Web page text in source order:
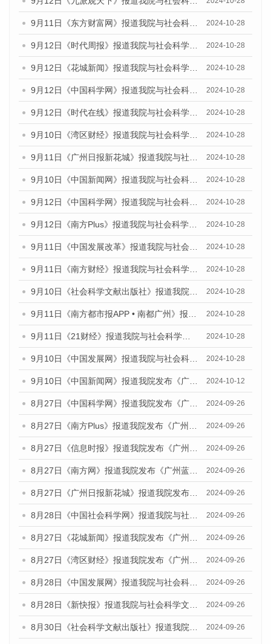
9月11日《东方财富网》报道我院与社会科学文献出版社联合发布了《广州蓝皮书：广州金融发展报告（2024）》的媒体文章 2024-10-28
9月12日《时代周报》报道我院与社会科学文献出版社联合发布了《广州蓝皮书：广州金融发展报告（2024）》的媒体文章 2024-10-28
9月12日《花城新闻》报道我院与社会科学文献出版社联合发布了《广州蓝皮书：广州金融发展报告（2024）》的媒体文章 2024-10-28
9月12日《中国科学网》报道我院与社会科学文献出版社联合发布了《广州蓝皮书：广州金融发展报告（2024）》的媒体文章 2024-10-28
9月12日《时代在线》报道我院与社会科学文献出版社联合发布了《广州蓝皮书：广州金融发展报告（2024）》的媒体文章 2024-10-28
9月10日《湾区财经》报道我院与社会科学文献出版社联合发布了《广州蓝皮书：广州金融发展报告（2024）》的媒体文章 2024-10-28
9月11日《广州日报新花城》报道我院与社会科学文献出版社联合发布了《广州蓝皮书：广州金融发展报告（2024）》的媒体文章 2024-10-28
9月10日《中国新闻网》报道我院与社会科学文献出版社联合发布了《广州蓝皮书：广州金融发展报告（2024）》的媒体文章 2024-10-28
9月12日《中国科学网》报道我院与社会科学文献出版社联合发布了《广州蓝皮书：广州金融发展报告（2024）》的媒体文章 2024-10-28
9月12日《南方Plus》报道我院与社会科学文献出版社联合发布了《广州蓝皮书：广州金融发展报告（2024）》的媒体文章 2024-10-28
9月11日《中国发展改革》报道我院与社会科学文献出版社联合发布了《广州蓝皮书：广州金融发展报告（2024）》的媒体文章 2024-10-28
9月11日《南方财经》报道我院与社会科学文献出版社联合发布了《广州蓝皮书：广州金融发展报告（2024）》的媒体文章 2024-10-28
9月10日《社会科学文献出版社》报道我院与社会科学文献出版社联合发布了《广州蓝皮书：广州金融发展报告（2024）》的媒体文章 2024-10-28
9月11日《南方都市报APP • 南都广州》报道我院与社会科学文献出版社联合发布了《广州蓝皮书：广州金融发展报告（2024）》的媒体文章 2024-10-28
9月11日《21财经》报道我院与社会科学文献出版社联合发布了《广州蓝皮书：广州金融发展报告（2024）》的媒体文章 2024-10-28
9月10日《中国发展网》报道我院与社会科学文献出版社联合发布了《广州蓝皮书：广州金融发展报告（2024）》的媒体文章 2024-10-28
9月10日《中国新闻网》报道我院发布《广州蓝皮书：广州金融发展报告(2024)》的媒体文章 2024-10-12
8月27日《中国科学网》报道我院发布《广州蓝皮书：广州创新型城市发展报告（2024）》的媒体文章 2024-09-26
8月27日《南方Plus》报道我院发布《广州蓝皮书：广州创新型城市发展报告（2024）》的媒体文章 2024-09-26
8月27日《信息时报》报道我院发布《广州蓝皮书：广州创新型城市发展报告（2024）》的媒体文章 2024-09-26
8月27日《南方网》报道我院发布《广州蓝皮书：广州创新型城市发展报告（2024）》的媒体文章 2024-09-26
8月27日《广州日报新花城》报道我院发布《广州蓝皮书：广州创新型城市发展报告（2024）》的媒体文章 2024-09-26
8月28日《中国社会科学网》报道我院与社会科学文献出版社联合发布《广州蓝皮书：广州创新型城市发展报告（2024）》的媒体文章 2024-09-26
8月27日《花城新闻》报道我院发布《广州蓝皮书：广州创新型城市发展报告（2024）》的媒体文章 2024-09-26
8月27日《湾区财经》报道我院发布《广州蓝皮书：广州创新型城市发展报告（2024）》的媒体文章 2024-09-26
8月28日《中国发展网》报道我院与社会科学文献出版社联合发布《广州蓝皮书：广州创新型城市发展报告（2024）》的媒体文章 2024-09-26
8月28日《新快报》报道我院与社会科学文献出版社联合发布《广州蓝皮书：广州创新型城市发展报告（2024）》的媒体文章 2024-09-26
8月30日《社会科学文献出版社》报道我院与社会科学文献出版社联合发布《广州蓝皮书：广州创新型城市发展报告（2024）》的媒体文章 2024-09-26